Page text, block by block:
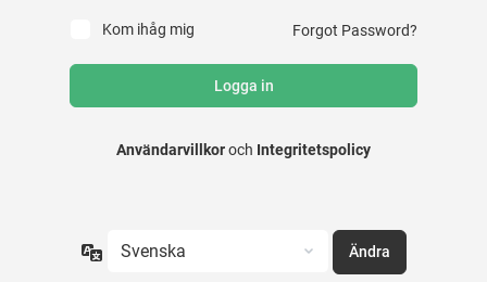
Kom ihåg mig Forgot Password?
Användarvillkoroch Integritetspolicy
Språk